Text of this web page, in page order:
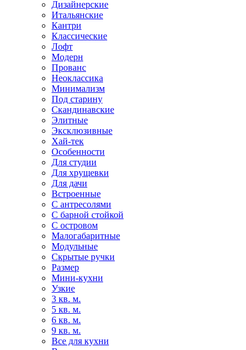
Дизайнерские
Итальянские
Кантри
Классические
Лофт
Модерн
Прованс
Неоклассика
Минимализм
Под старину
Скандинавские
Элитные
Эксклюзивные
Хай-тек
Особенности
Для студии
Для хрущевки
Для дачи
Встроенные
С антресолями
С барной стойкой
С островом
Малогабаритные
Модульные
Скрытые ручки
Размер
Мини-кухни
Узкие
3 кв. м.
5 кв. м.
6 кв. м.
9 кв. м.
Все для кухни